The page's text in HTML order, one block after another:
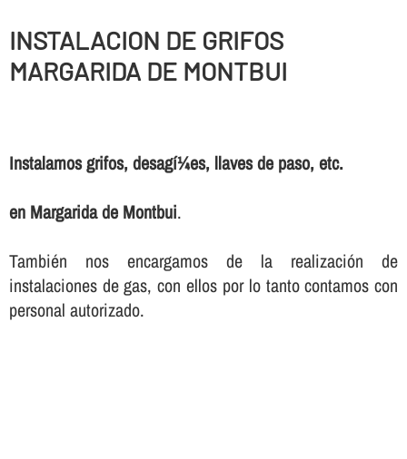
INSTALACION DE GRIFOS
MARGARIDA DE MONTBUI
Instalamos grifos, desagí¼es, llaves de paso, etc.
en Margarida de Montbui.
También nos encargamos de la realización de
instalaciones de gas, con ellos por lo tanto contamos con
personal autorizado.